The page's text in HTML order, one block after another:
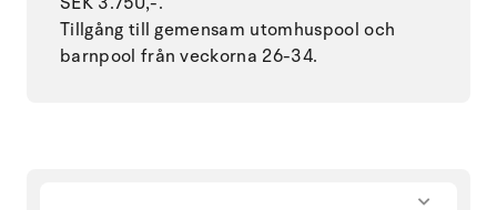
Tillgång till gemensam utomhuspool och
barnpool från veckorna 26-34.